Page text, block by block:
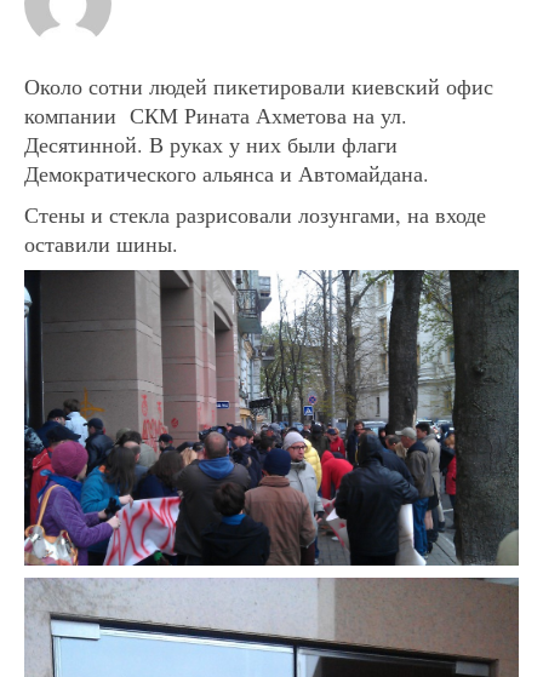
Около сотни людей пикетировали киевский офис
компании СКМ Рината Ахметова на ул.
Десятинной. В руках у них были флаги
Демократического альянса и Автомайдана.
Стены и стекла разрисовали лозунгами, на входе
оставили шины.